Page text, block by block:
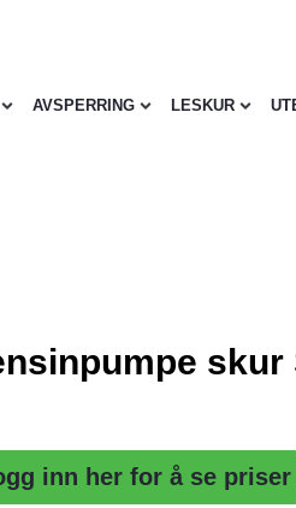
AVSPERRING LESKUR
skur
inn her for å se priser